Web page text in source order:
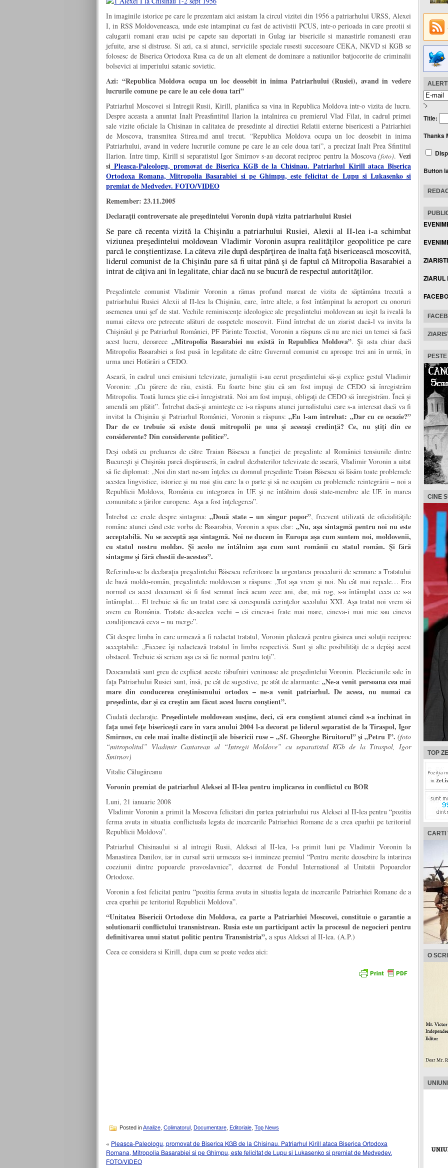
In imaginile istorice pe care le prezentam aici asistam la circul vizitei din 1956 a patriarhului URSS, Alexei
I, in RSS Moldoveneasca, unde este intampinat cu fast de activistii PCUS, intr-o perioada in care preotii si
calugarii romani erau ucisi pe capete sau deportati in Gulag iar bisericile si manastirle romanesti erau
jefuite, arse si distruse. Si azi, ca si atunci, serviciile speciale rusesti succesoare CEKA, NKVD si KGB se
folosesc de Biserica Ortodoxa Rusa ca de un alt element de dominare a natiunilor batjocorite de criminalii
bolsevici ai imperiului satanic sovietic.
Azi: “Republica Moldova ocupa un loc deosebit in inima Patriarhului (Rusiei), avand in vedere
lucrurile comune pe care le au cele doua tari”
Patriarhul Moscovei si Intregii Rusii, Kirill, planifica sa vina in Republica Moldova intr-o vizita de lucru.
Despre aceasta a anuntat Inalt Preasfintitul Ilarion la intalnirea cu premierul Vlad Filat, in cadrul primei
sale vizite oficiale la Chisinau in calitatea de presedinte al directiei Relatii externe bisericesti a Patriarhiei
de Moscova, transmitea Stirea.md anul trecut. “Republica Moldova ocupa un loc deosebit in inima
Patriarhului, avand in vedere lucrurile comune pe care le au cele doua tari”, a precizat Inalt Prea Sfintitul
Ilarion. Intre timp, Kirill si separatistul Igor Smirnov s-au decorat reciproc pentru la Moscova(foto).Vezi
si Pleasca-Paleologu, promovat de Biserica KGB de la Chisinau. Patriarhul Kirill ataca Biserica
Ortodoxa Romana, Mitropolia Basarabiei si pe Ghimpu, este felicitat de Lupu si Lukasenko si
premiat de Medvedev. FOTO/VIDEO
Remember: 23.11.2005
Declaraţii controversate ale preşedintelui Voronin după vizita patriarhului Rusiei
Se pare că recenta vizită la Chişinău a patriarhului Rusiei, Alexii al II-lea i-a schimbat
viziunea preşedintelui moldovean Vladimir Voronin asupra realităţilor geopolitice pe care
parcă le conştientizase. La câteva zile după despărţirea de înalta faţă bisericească moscovită,
liderul comunist de la Chişinău pare să fi uitat până şi de faptul că Mitropolia Basarabiei a
intrat de câţiva ani în legalitate, chiar dacă nu se bucură de respectul autorităţilor.
Preşedintele comunist Vladimir Voronin a rămas profund marcat de vizita de săptămâna trecută a
patriarhului Rusiei Alexii al II-lea la Chişinău, care, între altele, a fost întâmpinat la aeroport cu onoruri
asemenea unui şef de stat. Vechile reminiscenţe ideologice ale preşedintelui moldovean au ieşit la iveală la
numai câteva ore petrecute alături de oaspetele moscovit. Fiind întrebat de un ziarist dacă-l va invita la
Chişinăul şi pe Patriarhul României, PF Părinte Teoctist, Voronin a răspuns că nu are nici un temei să facă
acest lucru, deoarece „Mitropolia Basarabiei nu există în Republica Moldova”. Şi asta chiar dacă
Mitropolia Basarabiei a fost pusă în legalitate de către Guvernul comunist cu aproape trei ani în urmă, în
urma unei Hotărâri a CEDO.
Aseară, în cadrul unei emisiuni televizate, jurnaliştii i-au cerut preşedintelui să-şi explice gestul Vladimir
Voronin: „Cu părere de rău, există. Eu foarte bine ştiu că am fost impuşi de CEDO să înregistrăm
Mitropolia. Toată lumea ştie că-i înregistrată. Noi am fost impuşi, obligaţi de CEDO să înregistrăm. Încă şi
amendă am plătit”. Întrebat dacă-şi aminteşte ce i-a răspuns atunci jurnalistului care s-a interesat dacă va fi
invitat la Chişinău şi Patriarhul României, Voronin a răspuns:„Eu l-am întrebat: „Dar cu ce ocazie?”
Dar de ce trebuie să existe două mitropolii pe una şi aceeaşi credinţă? Ce, nu ştiţi din ce
considerente? Din considerente politice”.
Deşi odată cu preluarea de către Traian Băsescu a funcţiei de preşedinte al României tensiunile dintre
Bucureşti şi Chişinău parcă dispăruseră, în cadrul dezbaterilor televizate de aseară, Vladimir Voronin a uitat
să fie diplomat: „Noi din start ne-am înţeles cu domnul preşedinte Traian Băsescu să lăsăm toate problemele
acestea lingvistice, istorice şi nu mai ştiu care la o parte şi să ne ocupăm cu problemele reintegrării – noi a
Republicii Moldova, România cu integrarea în UE şi ne întâlnim două state-membre ale UE în marea
comunitate a ţărilor europene. Aşa a fost înţelegerea”.
Întrebat ce crede despre sintagma:„Două state – un singur popor”, frecvent utilizată de oficialităţile
române atunci când este vorba de Basarabia, Voronin a spus clar:„Nu, aşa sintagmă pentru noi nu este
acceptabilă. Nu se acceptă aşa sintagmă. Noi ne ducem în Europa aşa cum suntem noi, moldovenii,
cu statul nostru moldav. Şi acolo ne întâlnim aşa cum sunt românii cu statul român. Şi fără
sintagme şi fără chestii de-acestea”.
Referindu-se la declaraţia preşedintelui Băsescu referitoare la urgentarea procedurii de semnare a Tratatului
de bază moldo-român, preşedintele moldovean a răspuns: „Tot aşa vrem şi noi. Nu cât mai repede… Era
normal ca acest document să fi fost semnat încă acum zece ani, dar, mă rog, s-a întâmplat ceea ce s-a
întâmplat… El trebuie să fie un tratat care să corespundă cerinţelor secolului XXI. Aşa tratat noi vrem să
avem cu România. Tratate de-acelea vechi – că cineva-i frate mai mare, cineva-i mai mic sau cineva
condiţionează ceva – nu merge”.
Cât despre limba în care urmează a fi redactat tratatul, Voronin pledează pentru găsirea unei soluţii reciproc
acceptabile: „Fiecare îşi redactează tratatul în limba respectivă. Sunt şi alte posibilităţi de a depăşi acest
obstacol. Trebuie să scriem aşa ca să fie normal pentru toţi”.
Deocamdată sunt greu de explicat aceste răbufniri veninoase ale preşedintelui Voronin. Plecăciunile sale în
faţa Patriarhului Rusiei sunt, însă, pe cât de sugestive, pe atât de alarmante:„Ne-a venit persoana cea mai
mare din conducerea creştinismului ortodox – ne-a venit patriarhul. De aceea, nu numai ca
preşedinte, dar şi ca creştin am făcut acest lucru conştient”.
Ciudată declaraţie.Preşedintele moldovean susţine, deci, că era conştient atunci când s-a închinat în
faţa unei feţe bisericeşti care în vara anului 2004 l-a decorat pe liderul separatist de la Tiraspol, Igor
Smirnov, cu cele mai înalte distincţii ale bisericii ruse – „Sf. Gheorghe Biruitorul” şi „Petru I”. (foto
“mitropolitul” Vladimir Cantarean al “Intregii Moldove” cu separatistul KGb de la Tiraspol, Igor
Smirnov)
Vitalie Călugăreanu
Voronin premiat de patriarhul Aleksei al II-lea pentru implicarea in conflictul cu BOR
Luni, 21 ianuarie 2008
Vladimir Voronin a primit la Moscova felicitari din partea patriarhului rus Aleksei al II-lea pentru “pozitia
ferma avuta in situatia conflictuala legata de incercarile Patriarhiei Romane de a crea eparhii pe teritoriul
Republicii Moldova”.
Patriarhul Chisinaului si al intregii Rusii, Aleksei al II-lea, l-a primit luni pe Vladimir Voronin la
Manastirea Danilov, iar in cursul serii urmeaza sa-i inmineze premiul “Pentru merite deosebire la intarirea
coeziunii dintre popoarele pravoslavnice”, decernat de Fondul International al Unitatii Popoarelor
Ortodoxe.
Voronin a fost felicitat pentru “pozitia ferma avuta in situatia legata de incercarile Patriarhiei Romane de a
crea eparhii pe teritoriul Republicii Moldova”.
“Unitatea Bisericii Ortodoxe din Moldova, ca parte a Patriarhiei Moscovei, constituie o garantie a
solutionarii conflictului transnistrean. Rusia este un participant activ la procesul de negocieri pentru
definitivarea unui statut politic pentru Transnistria”, a spus Aleksei al II-lea. (A.P.)
Ceea ce considera si Kirill, dupa cum se poate vedea aici:
Posted inAnalize Colimatorul Documentare Editoriale Top News
« Pleasca-Paleologu, promovat de Biserica KGB de la Chisinau. Patriarhul Kirill ataca Biserica Ortodoxa
Romana, Mitropolia Basarabiei si pe Ghimpu, este felicitat de Lupu si Lukasenko si premiat de Medvedev.
FOTO/VIDEO
'>
Title:
Thanks
Button
ZIARUL
CINE
TOP
CARTI
O